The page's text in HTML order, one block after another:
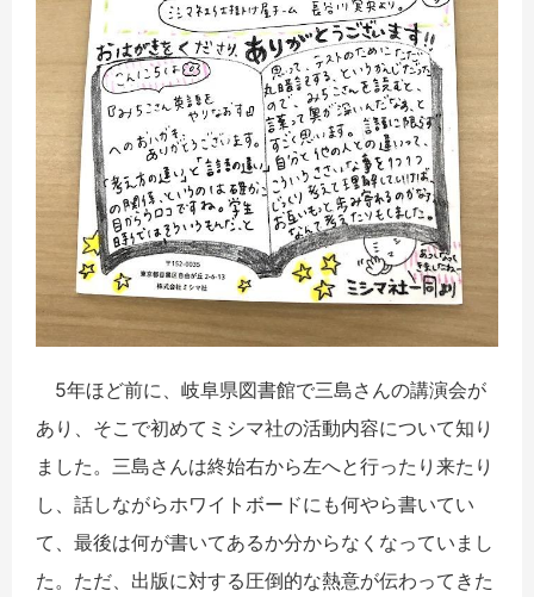
5年ほど前に、岐阜県図書館で三島さんの講演会が
あり、そこで初めてミシマ社の活動内容について知り
ました。三島さんは終始右から左へと行ったり来たり
し、話しながらホワイトボードにも何やら書いてい
て、最後は何が書いてあるか分からなくなっていまし
た。ただ、出版に対する圧倒的な熱意が伝わってきた